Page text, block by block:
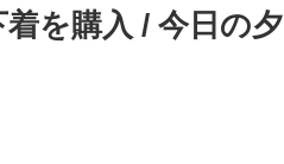
を購入 / 今日の